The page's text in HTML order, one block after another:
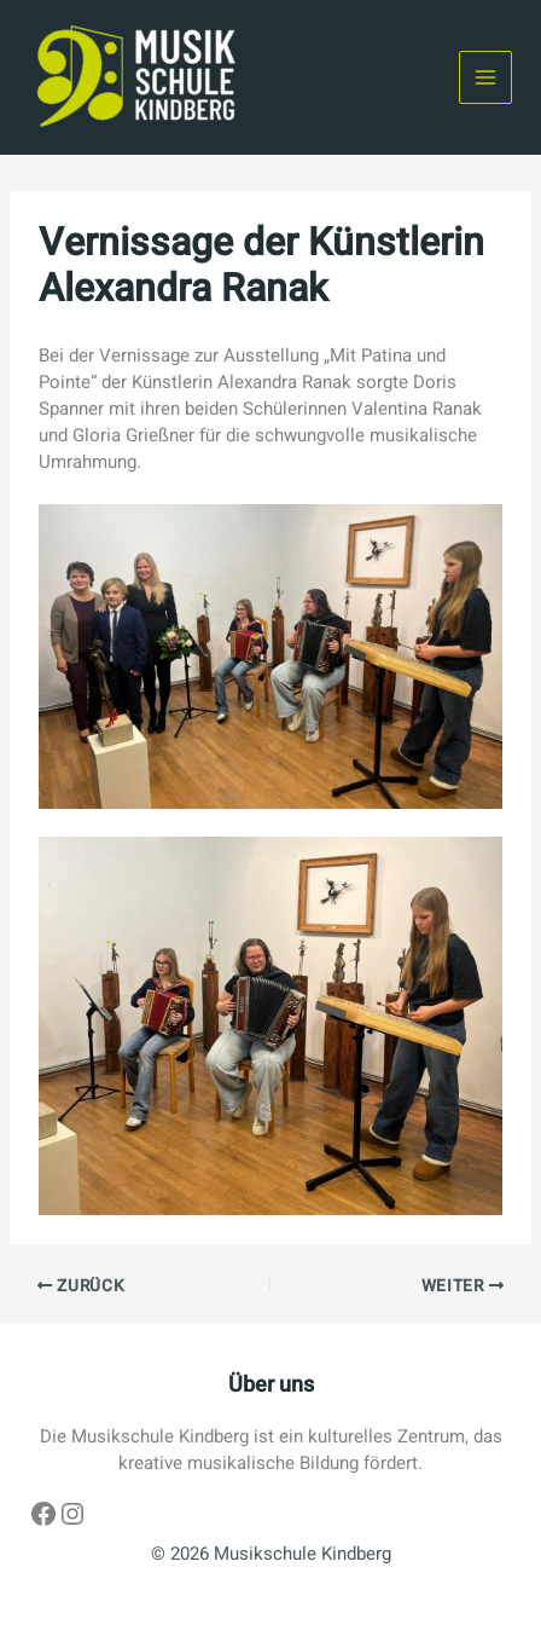
content
Vernissage der Künstlerin
Alexandra Ranak
Bei der Vernissage zur Ausstellung „Mit Patina und
Pointe“ der Künstlerin Alexandra Ranak sorgte Doris
Spanner mit ihren beiden Schülerinnen Valentina Ranak
und Gloria Grießner für die schwungvolle musikalische
Umrahmung.
ZURÜCK WEITER
Über uns
Die Musikschule Kindberg ist ein kulturelles Zentrum, das
kreative musikalische Bildung fördert.
Facebook
Instagram
© 2026 Musikschule Kindberg